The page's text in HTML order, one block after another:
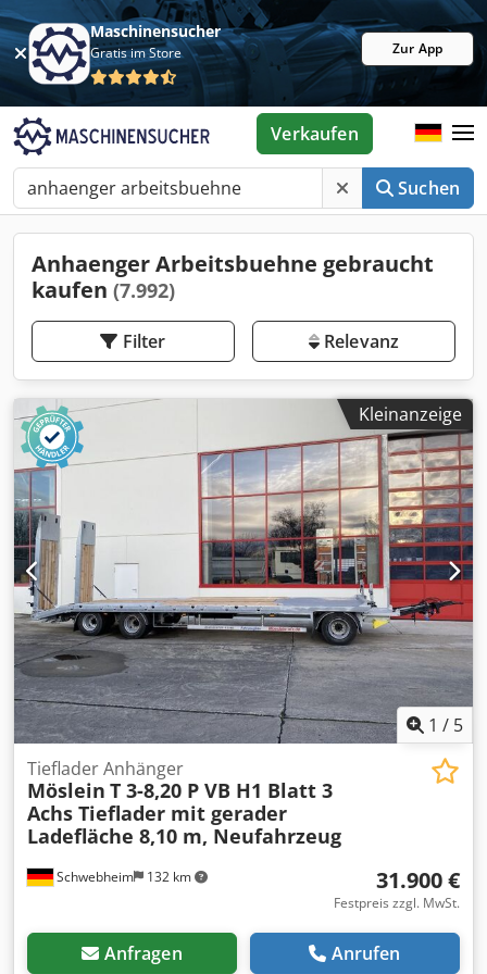
Maschinensucher
Gratis im Store Zur App
Suchen
Verkaufen
Anhaenger Arbeitsbuehne gebraucht
kaufen (7.992)
Filter Relevanz
Kleinanzeige
1 / 5
Schwebheim 132 km
Tieflader Anhänger
Möslein T 3-8,20 P VB H1 Blatt 3
Achs Tieflader mit gerader
Ladefläche 8,10 m, Neufahrzeug
31.900 €
Festpreis zzgl. MwSt.
Anfragen Anrufen